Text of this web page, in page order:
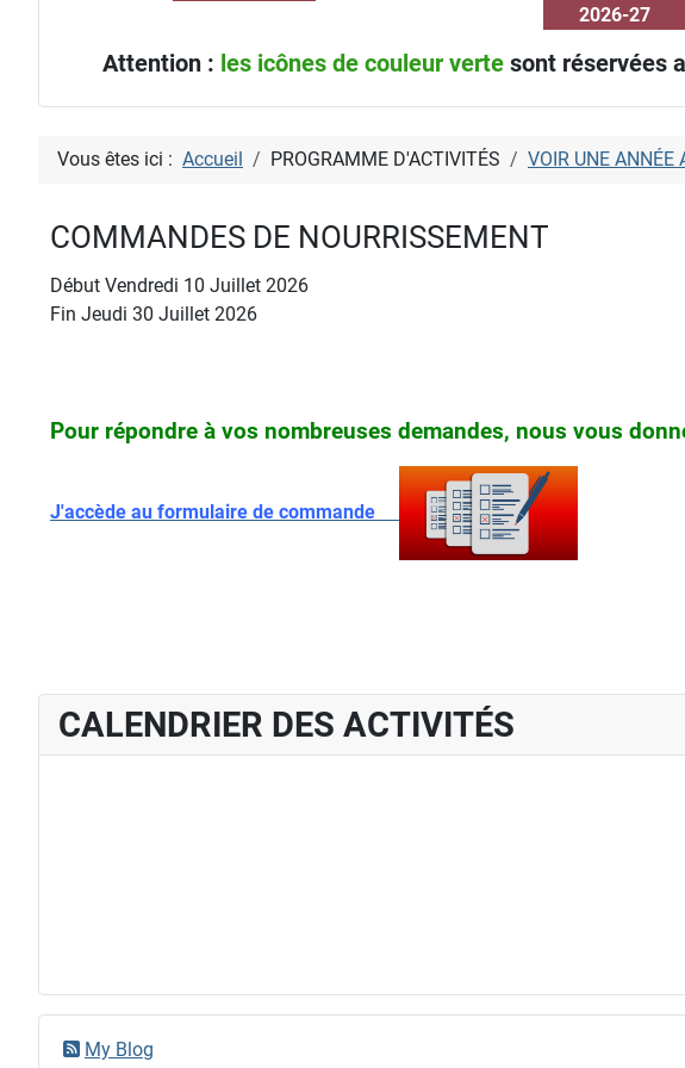
2026-27
Attention : les icônes de couleur verte sont réservées
Vous êtes ici : Accueil PROGRAMME D'ACTIVITÉS VOIR UNE ANNÉE
COMMANDES DE NOURRISSEMENT
Début Vendredi 10 Juillet 2026
Fin Jeudi 30 Juillet 2026
Pour répondre à vos nombreuses demandes, nous vous
J'accède au formulaire de commande
CALENDRIER DES ACTIVITÉS
My Blog